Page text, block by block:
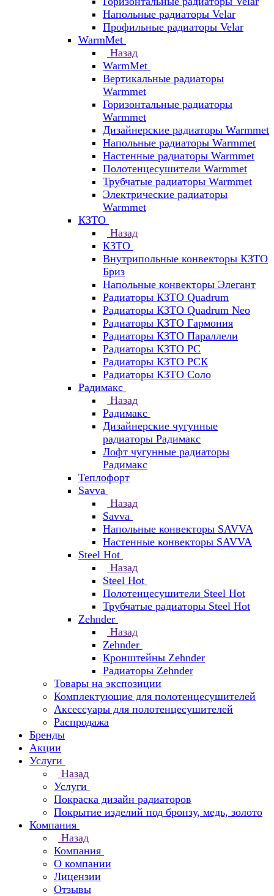
Напольные радиаторы Velar
Профильные радиаторы Velar
WarmMet
Назад
WarmMet
Вертикальные радиаторы
Warmmet
Горизонтальные радиаторы
Warmmet
Дизайнерские радиаторы Warmmet
Напольные радиаторы Warmmet
Настенные радиаторы Warmmet
Полотенцесушители Warmmet
Трубчатые радиаторы Warmmet
Электрические радиаторы
Warmmet
КЗТО
Назад
КЗТО
Внутрипольные конвекторы КЗТО
Бриз
Напольные конвекторы Элегант
Радиаторы КЗТО Quadrum
Радиаторы КЗТО Quadrum Neo
Радиаторы КЗТО Гармония
Радиаторы КЗТО Параллели
Радиаторы КЗТО РС
Радиаторы КЗТО РСК
Радиаторы КЗТО Соло
Радимакс
Назад
Радимакс
Дизайнерские чугунные
радиаторы Радимакс
Лофт чугунные радиаторы
Радимакс
Теплофорт
Savva
Назад
Savva
Напольные конвекторы SAVVA
Настенные конвекторы SAVVA
Steel Hot
Назад
Steel Hot
Полотенцесушители Steel Hot
Трубчатые радиаторы Steel Hot
Zehnder
Назад
Zehnder
Кронштейны Zehnder
Радиаторы Zehnder
Товары на экспозиции
Комплектующие для полотенцесушителей
Аксессуары для полотенцесушителей
Распродажа
Бренды
Акции
Услуги
Назад
Услуги
Покраска дизайн радиаторов
Покрытие изделий под бронзу, медь, золото
Компания
Назад
Компания
О компании
Лицензии
Отзывы